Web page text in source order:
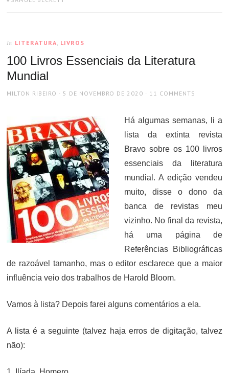
In LITERATURA, LIVROS
100 Livros Essenciais da Literatura
Mundial
AUTHOR
MILTON RIBEIRO
POSTED
5 DE NOVEMBRO DE 2020 11 COMMENTS
Há algumas semanas, li a
lista da extinta revista
Bravo sobre os 100 livros
essenciais da literatura
mundial. A edição vendeu
muito, disse o dono da
banca de revistas meu
vizinho. No final da revista,
há uma página de
Referências Bibliográficas
de razoável tamanho, mas o editor esclarece que a maior
influência veio dos trabalhos de Harold Bloom.
Vamos à lista? Depois farei alguns comentários a ela.
A lista é a seguinte (talvez haja erros de digitação, talvez
não):